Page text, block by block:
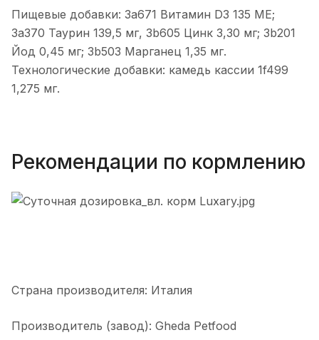
Пищевые добавки: 3a671 Витамин D3 135 МЕ;
3a370 Таурин 139,5 мг, 3b605 Цинк 3,30 мг; 3b201
Йод 0,45 мг; 3b503 Марганец 1,35 мг.
Технологические добавки: камедь кассии 1f499
1,275 мг.
Рекомендации по кормлению
Страна производителя: Италия
Производитель (завод): Gheda Petfood